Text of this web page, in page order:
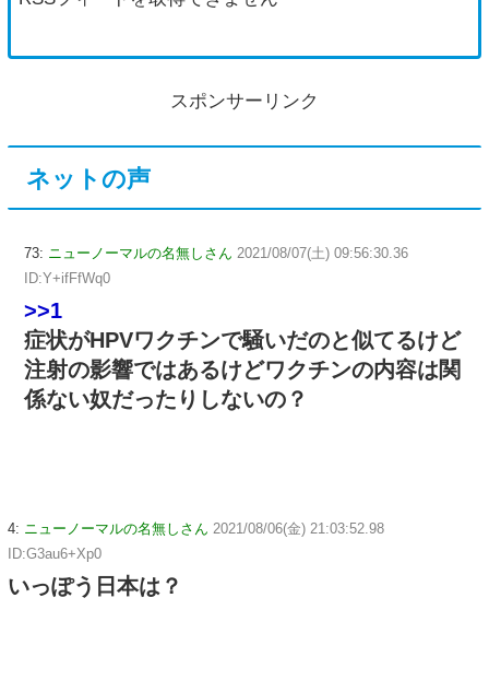
スポンサーリンク
ネットの声
73: ニューノーマルの名無しさん 2021/08/07(土) 09:56:30.36
ID:Y+ifFfWq0
>>1
症状がHPVワクチンで騒いだのと似てるけど
注射の影響ではあるけどワクチンの内容は関
係ない奴だったりしないの？
4: ニューノーマルの名無しさん 2021/08/06(金) 21:03:52.98
ID:G3au6+Xp0
いっぽう日本は？